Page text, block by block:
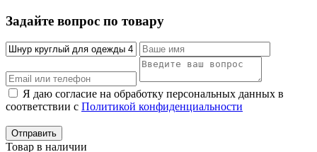
Задайте вопрос по товару
Я даю согласие на обработку персональных данных в
соответствии с Политикой конфиденциальности
Товар в наличии